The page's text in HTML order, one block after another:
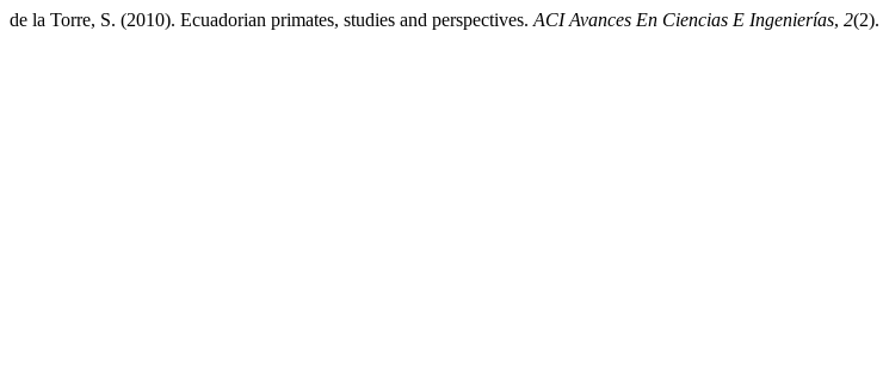
de la Torre, S. (2010). Ecuadorian primates, studies and perspectives. ACI Avances En Ciencias E Ingenierías, 2(2).